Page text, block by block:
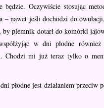
Oczywiście stosując
nawet jeśli dochodzi do
plemnik dotarł do komórki
w dni płodne
Chodzi mi już teraz tylko o
płodne jest działaniem przeciw